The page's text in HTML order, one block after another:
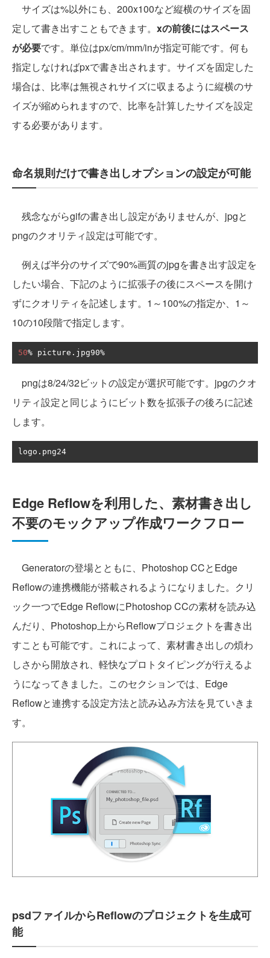
サイズは%以外にも、200x100など縦横のサイズを固
定して書き出すこともできます。 xの前後にはスペース
が必要です。単位はpx/cm/mm/inが指定可能です。何も
指定しなければpxで書き出されます。サイズを固定した
場合は、比率は無視されサイズに収まるように縦横のサ
イズが縮められますので、比率を計算したサイズを設定
する必要があります。
命名規則だけで書き出しオプションの設定が可能
残念ながらgifの書き出し設定がありませんが、jpgと
pngのクオリティ設定は可能です。
例えば半分のサイズで90%画質のjpgを書き出す設定を
したい場合、下記のように拡張子の後にスペースを開け
ずにクオリティを記述します。1～100%の指定か、1～
10の10段階で指定します。
50% picture . jpg90%
pngは8/24/32ビットの設定が選択可能です。jpgのクオ
リティ設定と同じようにビット数を拡張子の後ろに記述
します。
logo . png24
Edge Reflowを利用した、素材書き出し
不要のモックアップ作成ワークフロー
Generatorの登場とともに、Photoshop CCとEdge
Reflowの連携機能が搭載されるようになりました。クリ
ック一つでEdge ReflowにPhotoshop CCの素材を読み込
んだり、Photoshop上からReflowプロジェクトを書き出
すことも可能です。これによって、素材書き出しの煩わ
しさから開放され、軽快なプロトタイピングが行えるよ
うになってきました。このセクションでは、Edge
Reflowと連携する設定方法と読み込み方法を見ていきま
す。
psdファイルからReflowのプロジェクトを生成可
能